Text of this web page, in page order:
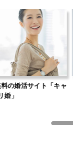
サイト「キャ
Web